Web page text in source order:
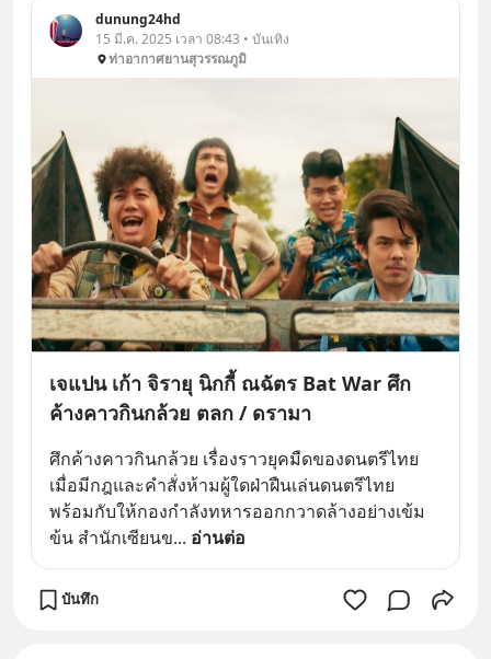
dunung24hd
15 มี.ค. 2025 เวลา 08:43 • บันเทิง
ท่าอากาศยานสุวรรณภูมิ
เจแปน เก้า จิรายุ นิกกี้ ณฉัตร Bat War ศึก
ค้างคาวกินกล้วย ตลก / ดรามา
ศึกค้างคาวกินกล้วย เรื่องราวยุคมืดของดนตรีไทย
เมื่อมีกฎและคำสั่งห้ามผู้ใดฝ่าฝืนเล่นดนตรีไทย
พร้อมกับให้กองกำลังทหารออกกวาดล้างอย่างเข้ม
ข้น สำนักเซียนข... อ่านต่อ
บันทึก